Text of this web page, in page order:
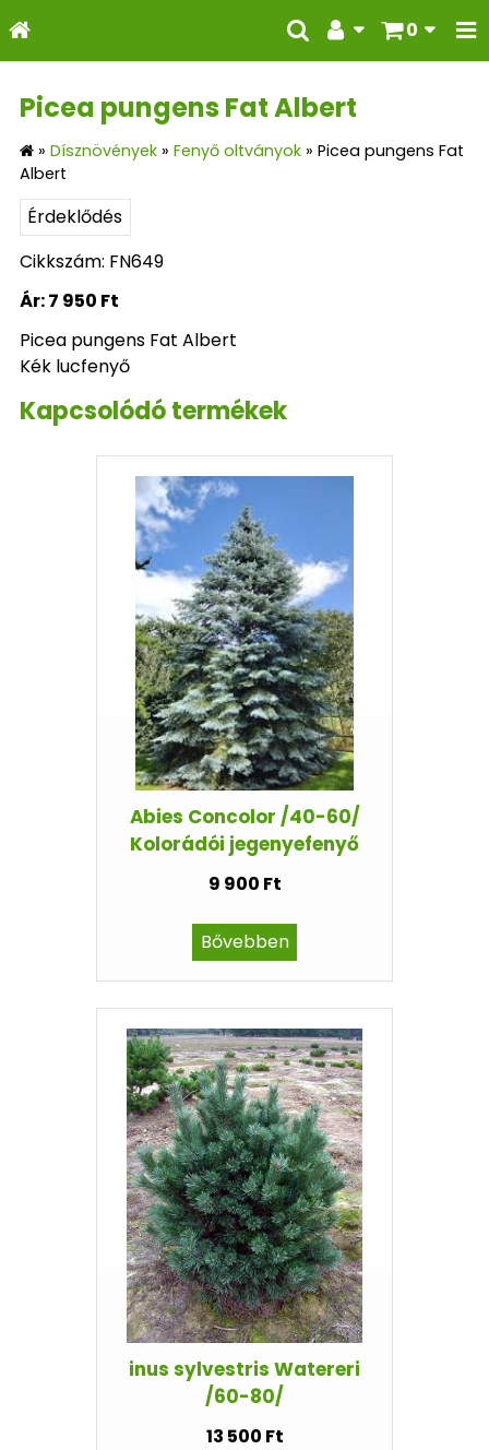
0
Picea pungens Fat Albert
» Dísznövények » Fenyő oltványok » Picea pungens Fat
Albert
Érdeklődés
Cikkszám: FN649
Ár:7 950 Ft
Picea pungens Fat Albert
Kék lucfenyő
Kapcsolódó termékek
Abies Concolor /40-60/
Kolorádói jegenyefenyő
9 900 Ft
Bővebben
inus sylvestris Watereri
/60-80/
13 500 Ft